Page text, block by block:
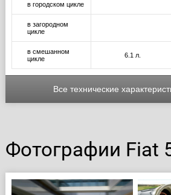
в городском цикле
в загородном
цикле
в смешанном
цикле
6.1 л.
Все технические
Фотографии Fiat